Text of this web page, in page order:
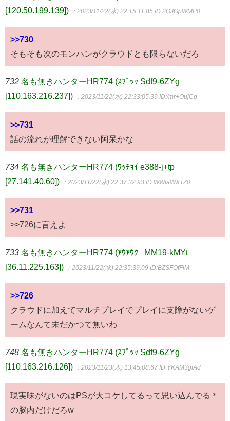
[120.50.199.139])
：2023/11/22(水) 22:15:11.85 ID:2QJGpWMP0
>>730
そもそも次のモンハンがクラウドとも限らないだろ
732 名も無きハンターHR774 (ｽﾌﾟｯｯ Sdf9-6ZYg
[110.163.216.237])
：2023/11/22(水) 22:33:05.39 ID:/mr+OujCd
>>731
話の流れが理解できない阿呆かな
734 名も無きハンターHR774 (ﾜｯﾁｮｲ e388-j+tp
[27.141.40.60])
：2023/11/22(水) 22:37:32.93 ID:WWtaWXTZ0
>>731
>>726に言えよ
733 名も無きハンターHR774 (ｱｳｱｳｸｰ MM19-kMYt
[36.11.225.163])
：2023/11/22(水) 22:35:39.09 ID:BZSFOfFiM
>>726
クラウドに加えてマルチプレイでプレイに支障がないゲ
ームなんて未だかつて無いわ
748 名も無きハンターHR774 (ｽﾌﾟｯｯ Sdf9-6ZYg
[110.163.216.126])
：2023/11/23(木) 13:45:08.67 ID:YKAM3gfAd
現実味がないのはPSが大コケしてるって思い込んでる＊
の脳内だけだろw